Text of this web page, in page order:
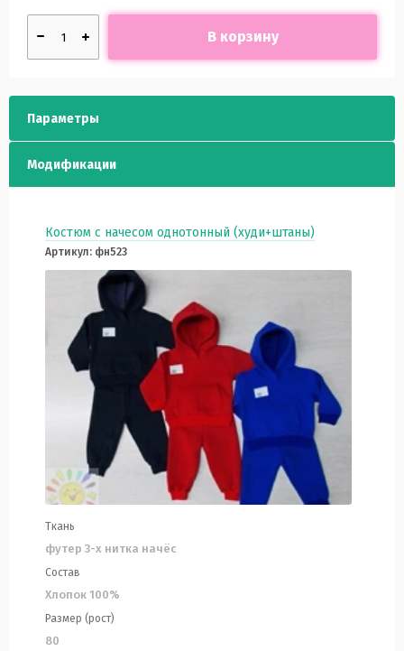
В корзину
Параметры
Модификации
Костюм с начесом однотонный (худи+штаны)
Артикул: фн523
Ткань
футер 3-х нитка начёс
Состав
Хлопок 100%
Размер (рост)
80